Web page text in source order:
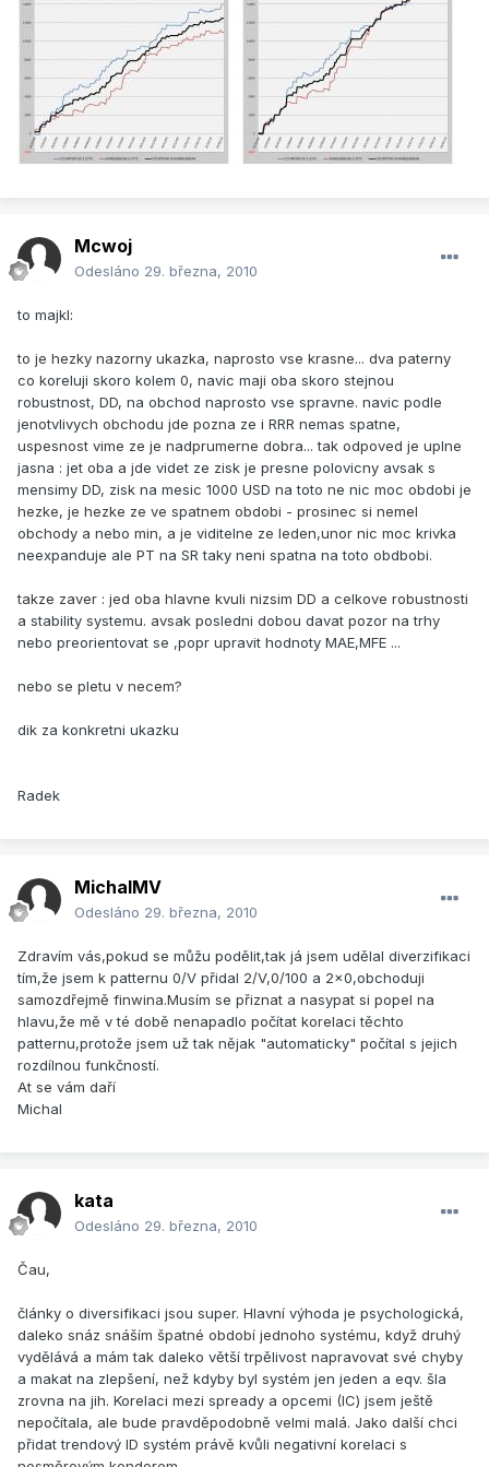
Mcwoj
Odesláno 29. března, 2010
to majkl:
to je hezky nazorny ukazka, naprosto vse krasne... dva paterny
co koreluji skoro kolem 0, navic maji oba skoro stejnou
robustnost, DD, na obchod naprosto vse spravne. navic podle
jenotvlivych obchodu jde pozna ze i RRR nemas spatne,
uspesnost vime ze je nadprumerne dobra... tak odpoved je uplne
jasna : jet oba a jde videt ze zisk je presne polovicny avsak s
mensimy DD, zisk na mesic 1000 USD na toto ne nic moc obdobi je
hezke, je hezke ze ve spatnem obdobi - prosinec si nemel
obchody a nebo min, a je viditelne ze leden,unor nic moc krivka
neexpanduje ale PT na SR taky neni spatna na toto obdbobi.
takze zaver : jed oba hlavne kvuli nizsim DD a celkove robustnosti
a stability systemu. avsak posledni dobou davat pozor na trhy
nebo preorientovat se ,popr upravit hodnoty MAE,MFE ...
nebo se pletu v necem?
dik za konkretni ukazku
Radek
MichalMV
Odesláno 29. března, 2010
Zdravím vás,pokud se můžu podělit,tak já jsem udělal diverzifikaci
tím,že jsem k patternu 0/V přidal 2/V,0/100 a 2x0,obchoduji
samozdřejmě finwina.Musím se přiznat a nasypat si popel na
hlavu,že mě v té době nenapadlo počítat korelaci těchto
patternu,protože jsem už tak nějak "automaticky" počítal s jejich
rozdílnou funkčností.
At se vám daří
Michal
kata
Odesláno 29. března, 2010
Čau,
články o diversifikaci jsou super. Hlavní výhoda je psychologická,
daleko snáz snáším špatné období jednoho systému, když druhý
vydělává a mám tak daleko větší trpělivost napravovat své chyby
a makat na zlepšení, než kdyby byl systém jen jeden a eqv. šla
zrovna na jih. Korelaci mezi spready a opcemi (IC) jsem ještě
nepočítala, ale bude pravděpodobně velmi malá. Jako další chci
přidat trendový ID systém právě kvůli negativní korelaci s